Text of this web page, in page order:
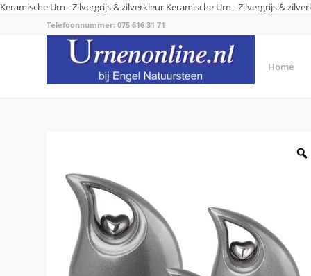
Keramische Urn - Zilvergrijs & zilverkleur Keramische Urn - Zilvergrijs &
Telefoonnummer: 075 616 31 71
Home